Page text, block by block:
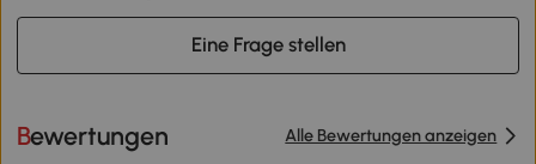
Eine Frage stellen
Bewertungen Alle Bewertungen anzeigen